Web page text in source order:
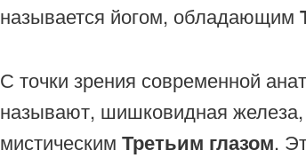
называется йогом, обладающим
С точки зрения современной
называют, шишковидная
мистическим Третьим глазом.